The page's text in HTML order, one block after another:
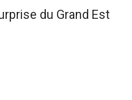
du Grand Est